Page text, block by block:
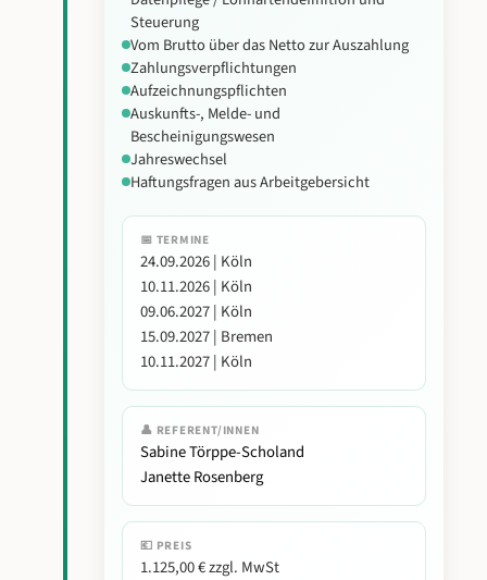
Steuerung
Vom Brutto über das Netto zur Auszahlung
Zahlungsverpflichtungen
Aufzeichnungspflichten
Auskunfts-, Melde- und
Bescheinigungswesen
Jahreswechsel
Haftungsfragen aus Arbeitgebersicht
📅 TERMINE
24.09.2026 | Köln
10.11.2026 | Köln
09.06.2027 | Köln
15.09.2027 | Bremen
10.11.2027 | Köln
👤 REFERENT/INNEN
Sabine Törppe-Scholand
Janette Rosenberg
💶 PREIS
1.125,00 € zzgl. MwSt